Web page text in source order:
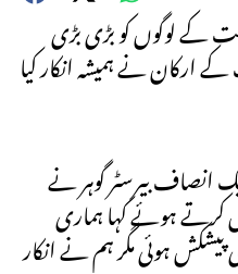
کے لوگوں کو بڑی بڑی
ارکان نے ہمیشہ انکار کیا
انصاف بیرسٹر گوہر نے
کرتے ہوئے کہا ہماری
ہوئی مگر ہم نے انکار